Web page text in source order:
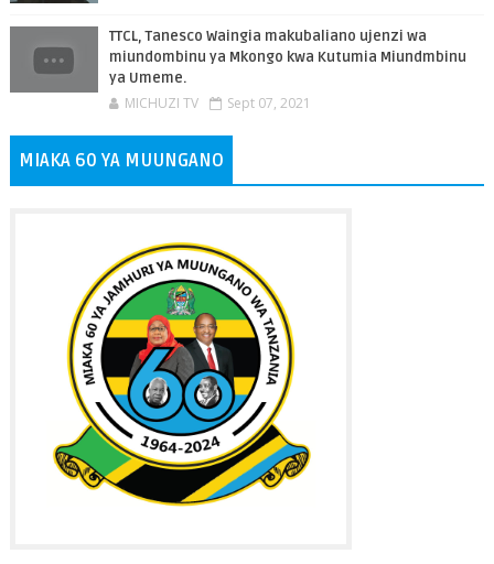
TTCL, Tanesco Waingia makubaliano ujenzi wa
miundombinu ya Mkongo kwa Kutumia Miundmbinu
ya Umeme.
MICHUZI TV Sept 07, 2021
MIAKA 60 YA MUUNGANO